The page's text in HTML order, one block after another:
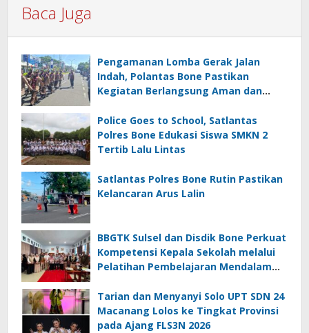
Baca Juga
Pengamanan Lomba Gerak Jalan
Indah, Polantas Bone Pastikan
Kegiatan Berlangsung Aman dan
Police Goes to School, Satlantas
Polres Bone Edukasi Siswa SMKN 2
Tertib Lalu Lintas
Satlantas Polres Bone Rutin Pastikan
Kelancaran Arus Lalin
BBGTK Sulsel dan Disdik Bone Perkuat
Kompetensi Kepala Sekolah melalui
Pelatihan Pembelajaran Mendalam
Tarian dan Menyanyi Solo UPT SDN 24
Macanang Lolos ke Tingkat Provinsi
pada Ajang FLS3N 2026